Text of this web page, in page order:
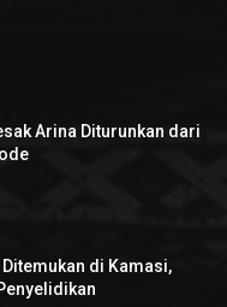
Arina Diturunkan dari
di Kamasi,